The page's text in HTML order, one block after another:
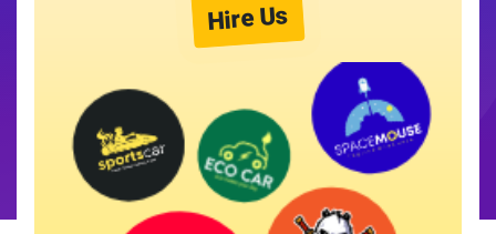
Hire Us